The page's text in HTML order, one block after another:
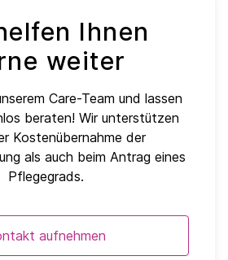
Ihnen
weiter
Care-Team und lassen
beraten! Wir unterstützen
Kostenübernahme der
als auch beim Antrag eines
Pflegegrads.
aufnehmen